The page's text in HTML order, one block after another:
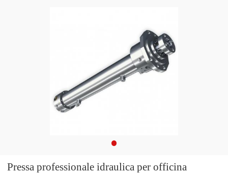
Pressa professionale idraulica per officina